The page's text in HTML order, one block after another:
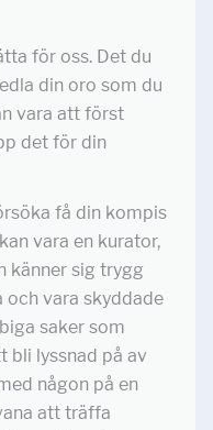
för oss. Det du
din oro som du
vara att först
det för din
få din kompis
vara en kurator,
känner sig trygg
och vara skyddade
saker som
bli lyssnad på av
någon på en
att träffa